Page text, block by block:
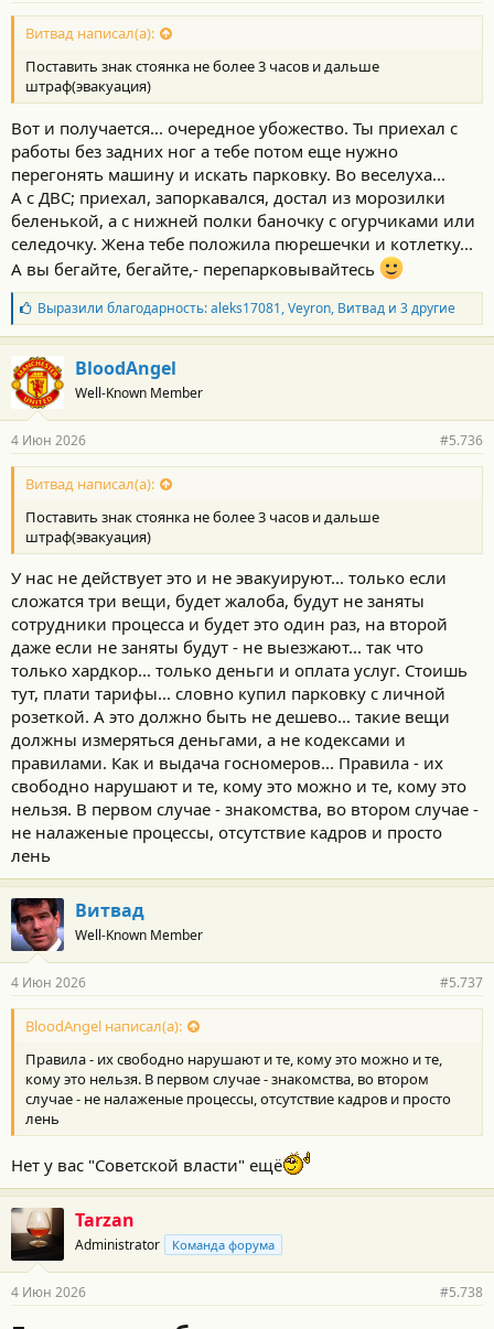
Витвад написал(а):
Поставить знак стоянка не более 3 часов и дальше
штраф(эвакуация)
Вот и получается... очередное убожество. Ты приехал с
работы без задних ног а тебе потом еще нужно
перегонять машину и искать парковку. Во веселуха...
А с ДВС; приехал, запоркавался, достал из морозилки
беленькой, а с нижней полки баночку с огурчиками или
селедочку. Жена тебе положила пюрешечки и котлетку...
А вы бегайте, бегайте,- перепарковывайтесь
Б
л
а
г
о
д
а
н
о
с
и
:
Выразили благодарность:aleks17081,Veyron, Витвади 3 другие
BloodAngel
Well-Known Member
4 Июн 2026 #5.736
Витвад написал(а):
Поставить знак стоянка не более 3 часов и дальше
штраф(эвакуация)
У нас не действует это и не эвакуируют... только если
сложатся три вещи, будет жалоба, будут не заняты
сотрудники процесса и будет это один раз, на второй
даже если не заняты будут - не выезжают... так что
только хардкор... только деньги и оплата услуг. Стоишь
тут, плати тарифы... словно купил парковку с личной
розеткой. А это должно быть не дешево... такие вещи
должны измеряться деньгами, а не кодексами и
правилами. Как и выдача госномеров... Правила - их
свободно нарушают и те, кому это можно и те, кому это
нельзя. В первом случае - знакомства, во втором случае -
не налаженые процессы, отсутствие кадров и просто
лень
Витвад
Well-Known Member
4 Июн 2026 #5.737
BloodAngel написал(а):
Правила - их свободно нарушают и те, кому это можно и те,
кому это нельзя. В первом случае - знакомства, во втором
случае - не налаженые процессы, отсутствие кадров и просто
лень
Нет у вас "Советской власти" ещё
Tarzan
Administrator Команда форума
4 Июн 2026 #5.738